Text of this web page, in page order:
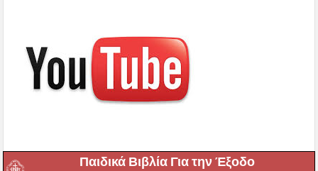
Παιδικά Βιβλία Για την Έξοδο